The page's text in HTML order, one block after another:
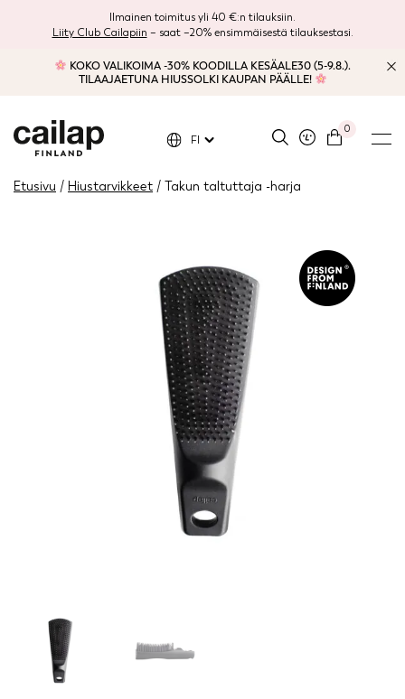
Ilmainen toimitus yli 40 €:n tilauksiin.
Liity Club Cailapiin – saat –20% ensimmäisestä tilauksestasi.
KOKO VALIKOIMA -30% KOODILLA KESÄALE30 (5-9.8.).
TILAAJAETUNA HIUSSOLKI KAUPAN PÄÄLLE!
0
FI
Etusivu / Hiustarvikkeet / Takun taltuttaja -harja